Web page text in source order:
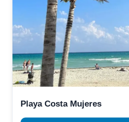
Playa Costa Mujeres